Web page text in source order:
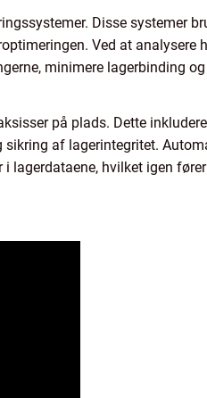
Disse systemer
Ved at analysere
minimere lagerbinding
på plads. Dette
af lagerintegritet.
lagerdataene, hvilket igen